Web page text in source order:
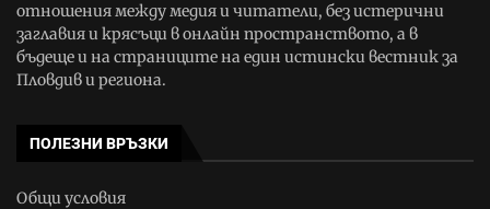
отношения между медия и читатели, без истерични
заглавия и крясъци в онлайн пространството, а в
бъдеще и на страниците на един истински вестник за
Пловдив и региона.
ПОЛЕЗНИ ВРЪЗКИ
Общи условия